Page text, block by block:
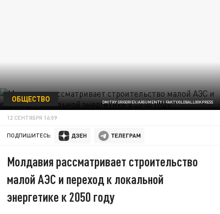
DMITRY GRIGORIEV/ARGUMENTY I FAKTY/GLOBALLOOKPRESS
ОБЩЕСТВО
12 СЕНТЯБРЯ 16:09
ПОДПИШИТЕСЬ:
Молдавия рассматривает строительство
малой АЭС и переход к локальной
энергетике к 2050 году